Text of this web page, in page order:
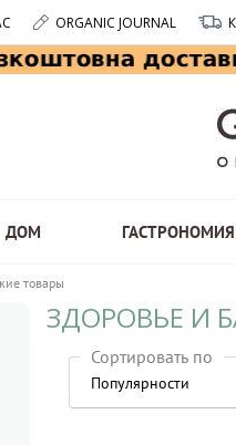
ORGANIC JOURNAL
ДОМ ГАСТРОНОМИЯ
товары
ЗДОРОВЬЕ И
Сортировать по
Популярности